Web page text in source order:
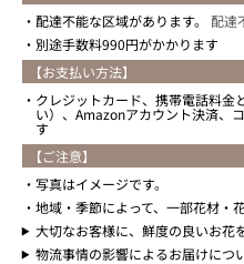
配達不能な区域があります。 配達
別途手数料990円がかかります
【お支払い方法】
クレジットカード、携帯電話料金
い）、Amazonアカウント決済、
す
【ご注意】
写真はイメージです。
地域・季節によって、一部花材・
大切なお客様に、鮮度の良いお花
物流事情の影響によるお届けにつ